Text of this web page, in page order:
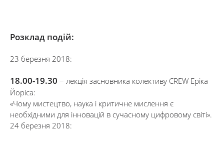
Розклад подій:
23 березня 2018:
18.00-19.30 − лекція засновника колективу CREW Еріка
Йоріса:
«Чому мистецтво, наука і критичне мислення є
необхідними для інновацій в сучасному цифровому світі».
24 березня 2018: